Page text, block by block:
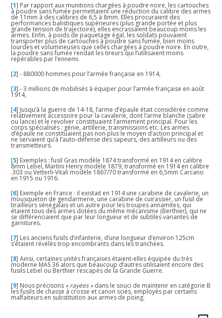
[1] Par rapport aux munitions chargées à poudre noire, les cartouches
à poudre sans fumée permettaient une réduction du calibre des armes
de 11mm à des calibres de 6,5 à 8mm. Elles procuraient des
performances balistiques supérieures (plus grande portée et plus
grande tension de trajectoire), elles encrassaient beaucoup moins les
armes. Enfin, à poids de paquetage égal, les soldats pouvaient
transporter plus de cartouches à poudre sans fumée, bien moins
lourdes et volumineuses que celles chargées à poudre noire. En outre,
la poudre sans fumée rendait les tireurs qui l’utilisaient moins
repérables par l’ennemi.
[2]- 880000 hommes pour l’armée française en 1914,
[3]- 3 millions de mobilisés à équiper pour l’armée française en août
1914,
[4] Jusqu’à la guerre de 14-18, l’arme d’épaule était considérée comme
relativement accessoire pour la cavalerie, dont l’arme blanche (sabre
ou lance) et le revolver constituaient l’armement principal. Pour les
corps spécialisés : génie, artillerie, transmissions etc. Les armes
d’épaule ne constituaient pas non plus le moyen d’action principal et
ne servaient qu’à l’auto-défense des sapeurs, des artilleurs ou des
transmetteurs.
[5] Exemples : fusil Gras modèle 1874 transformé en 1914 en calibre
8mm Lebel, Martini Henry modèle 1879, transformé en 1914 en calibre
.303 ou Vetterli-Vitali modèle 1867/70 transformé en 6,5mm Carcano
en 1915 ou 1916.
[6] Exemple en France : il existait en 1914 une carabine de cavalerie, un
mousqueton de gendarmerie, une carabine de cuirassier, un fusil de
tirailleurs sénégalais et un autre pour les troupes annamites, qui
étaient tous des armes dotées du même mécanisme (Berthier), qui ne
se différenciaient que par leur longueur et de subtiles variantes de
garnitures.
[7] Les anciens fusils d’infanterie, d’une longueur d’environ 125cm
s’étaient révélés trop encombrants dans les tranchées.
[8]Ainsi, certaines unités françaises étaient-elles équipée du très
moderne MAS 36 alors que beaucoup d’autres utilisaient encore des
fusils Lebel ou Berthier rescapés de la Grande Guerre.
[9] Nous précisons « rayées »dans le souci de maintenir en catégorie B
les fusils de chasse à crosse et canon sciés, employés par certains
malfaiteurs en substitution aux armes de poing.